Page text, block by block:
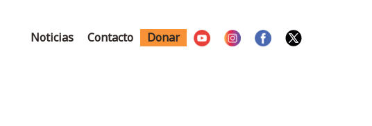
Noticias Contacto Donar